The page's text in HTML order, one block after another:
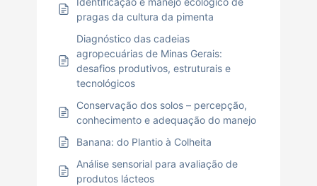
pragas da cultura da pimenta
Diagnóstico das cadeias
agropecuárias de Minas Gerais:
desafios produtivos, estruturais e
tecnológicos
Conservação dos solos – percepção,
conhecimento e adequação do manejo
Banana: do Plantio à Colheita
Análise sensorial para avaliação de
produtos lácteos